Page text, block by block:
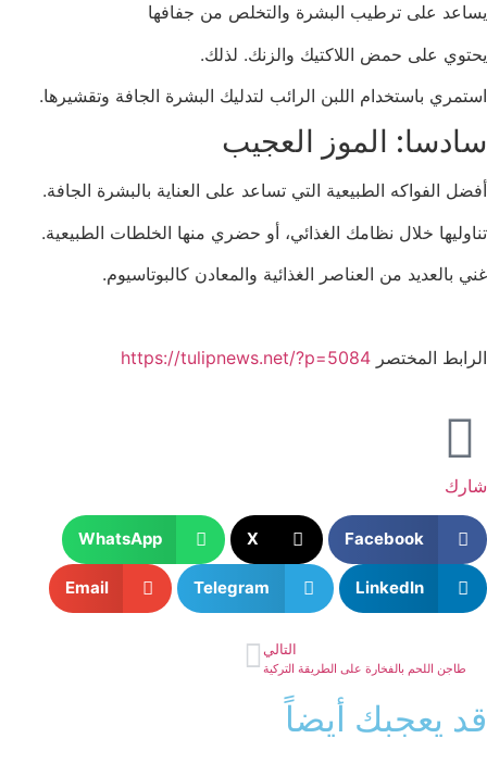
يساعد على ترطيب البشرة والتخلص من جفافها
يحتوي على حمض اللاكتيك والزنك. لذلك.
استمري باستخدام اللبن الرائب لتدليك البشرة الجافة وتقشيرها.
سادسا: الموز العجيب
أفضل الفواكه الطبيعية التي تساعد على العناية بالبشرة الجافة.
تناوليها خلال نظامك الغذائي، أو حضري منها الخلطات الطبيعية.
غني بالعديد من العناصر الغذائية والمعادن كالبوتاسيوم.
الرابط المختصر https://tulipnews.net/?p=5084
شارك
Facebook
X
WhatsApp
LinkedIn
Telegram
Email
التالي
طاجن اللحم بالفخارة على الطريقة التركية
قد يعجبك أيضاً